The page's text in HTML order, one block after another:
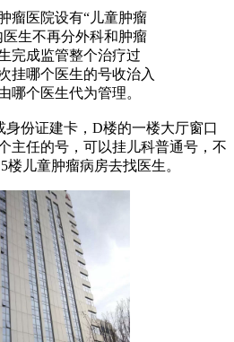
瘤医院设有“儿童肿瘤
医生不再分外科和肿瘤
完成监管整个治疗过
挂哪个医生的号收治入
哪个医生代为管理。
份证建卡，D楼的一楼大厅窗口
主任的号，可以挂儿科普通号，不
儿童肿瘤病房去找医生。